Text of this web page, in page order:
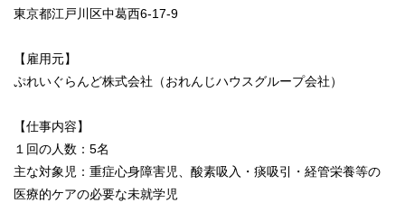
東京都江戸川区中葛西6-17-9
【雇用元】
ぷれいぐらんど株式会社（おれんじハウスグループ会社）
【仕事内容】
１回の人数：5名
主な対象児：重症心身障害児、酸素吸入・痰吸引・経管栄養等の
医療的ケアの必要な未就学児